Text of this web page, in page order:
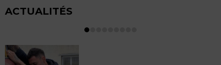
ACTUALITÉS